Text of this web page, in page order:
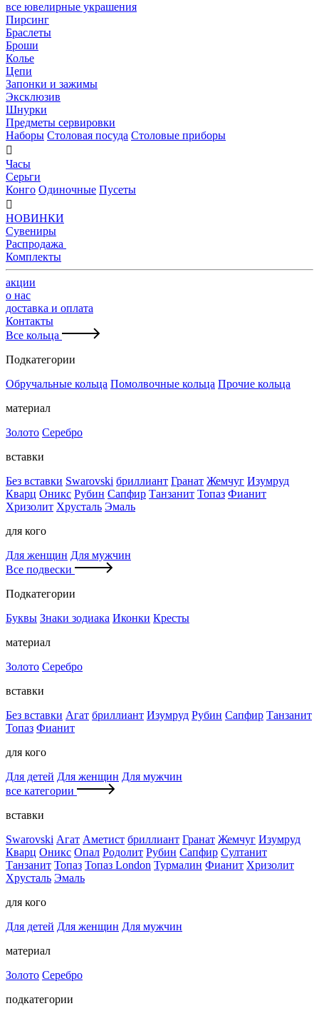
все ювелирные украшения
Пирсинг
Браслеты
Броши
Колье
Цепи
Запонки и зажимы
Эксклюзив
Шнурки
Предметы сервировки
Наборы Столовая посуда Столовые приборы

Часы
Серьги
Конго Одиночные Пусеты

НОВИНКИ
Сувениры
Распродажа
Комплекты
акции
о нас
доставка и оплата
Контакты
Все кольца
Подкатегории
Обручальные кольца Помолвочные кольца Прочие кольца
материал
Золото Серебро
вставки
Без вставки Swarovski бриллиант Гранат Жемчуг Изумруд
Кварц Оникс Рубин Сапфир Танзанит Топаз Фианит
Хризолит Хрусталь Эмаль
для кого
Для женщин Для мужчин
Все подвески
Подкатегории
Буквы Знаки зодиака Иконки Кресты
материал
Золото Серебро
вставки
Без вставки Агат бриллиант Изумруд Рубин Сапфир Танзанит
Топаз Фианит
для кого
Для детей Для женщин Для мужчин
все категории
вставки
Swarovski Агат Аметист бриллиант Гранат Жемчуг Изумруд
Кварц Оникс Опал Родолит Рубин Сапфир Султанит
Танзанит Топаз Топаз London Турмалин Фианит Хризолит
Хрусталь Эмаль
для кого
Для детей Для женщин Для мужчин
материал
Золото Серебро
подкатегории